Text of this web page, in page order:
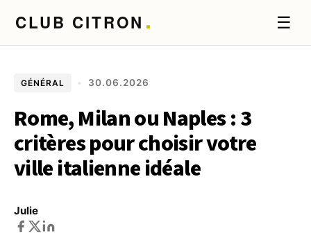
CLUB CITRON . ☰
GÉNÉRAL • 30.06.2026
Rome, Milan ou Naples : 3
critères pour choisir votre
ville italienne idéale
Julie